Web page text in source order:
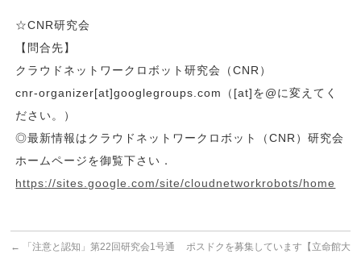
☆CNR研究会
【問合先】
クラウドネットワークロボット研究会（CNR）
cnr-organizer[at]googlegroups.com（[at]を@に変えてく
ださい。）
◎最新情報はクラウドネットワークロボット（CNR）研究会
ホームページを御覧下さい．
https://sites.google.com/site/cloudnetworkrobots/home
←
「注意と認知」第22回研究会1号通
ポスドクを募集しています【立命館大